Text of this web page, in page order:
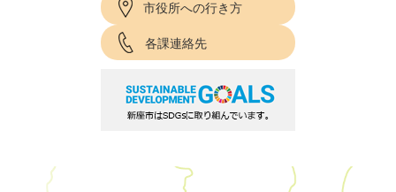
市役所への行き方
各課連絡先